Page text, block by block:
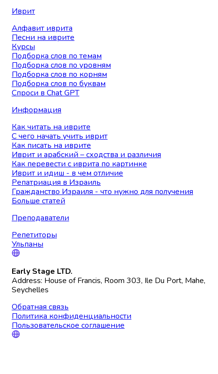
Иврит
Алфавит иврита
Песни на иврите
Курсы
Подборка слов по темам
Подборка слов по уровням
Подборка слов по корням
Подборка слов по буквам
Спроси в Chat GPT
Информация
Как читать на иврите
С чего начать учить иврит
Как писать на иврите
Иврит и арабский – сходства и различия
Как перевести с иврита по картинке
Иврит и идиш - в чем отличие
Репатриация в Израиль
Гражданство Израиля - что нужно для получения
Больше статей
Преподаватели
Репетиторы
Ульпаны
Early Stage LTD.
Address: House of Francis, Room 303, Ile Du Port, Mahe,
Seychelles
Обратная связь
Политика конфиденциальности
Пользовательское соглашение